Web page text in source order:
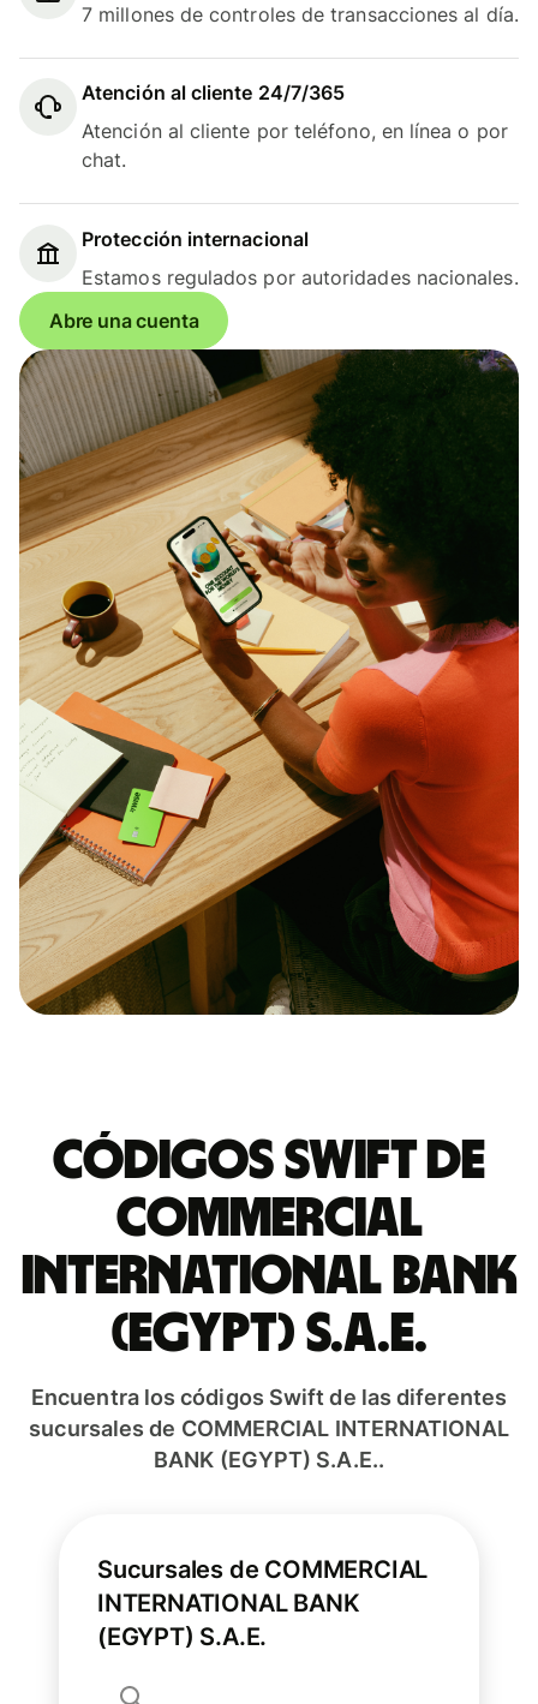
7 millones de controles de transacciones al día.
Atención al cliente 24/7/365
Atención al cliente por teléfono, en línea o por
chat.
Protección internacional
Estamos regulados por autoridades nacionales.
Abre una cuenta
Códigos Swift de
COMMERCIAL
INTERNATIONAL BANK
(EGYPT) S.A.E.
Encuentra los códigos Swift de las diferentes
sucursales de COMMERCIAL INTERNATIONAL
BANK (EGYPT) S.A.E..
Sucursales de COMMERCIAL
INTERNATIONAL BANK
(EGYPT) S.A.E.